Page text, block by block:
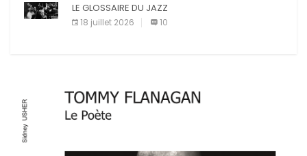
LE GLOSSAIRE DU JAZZ
18 juillet 2026 10